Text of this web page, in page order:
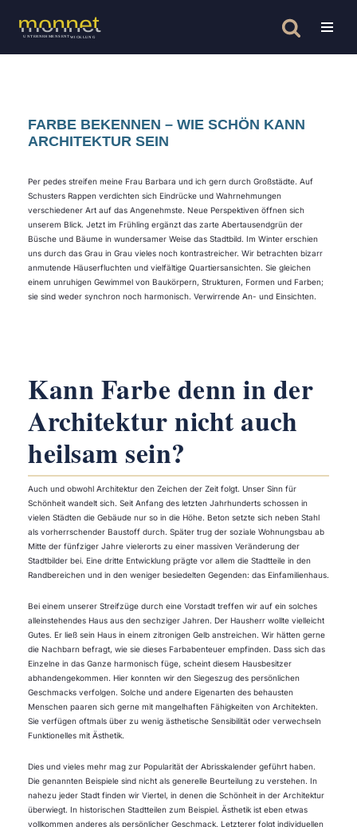
Zum
FARBE BEKENNEN – WIE SCHÖN KANN
ARCHITEKTUR SEIN
Per pedes streifen meine Frau Barbara und ich gern durch Großstädte. Auf
Schusters Rappen verdichten sich Eindrücke und Wahrnehmungen
verschiedener Art auf das Angenehmste. Neue Perspektiven öffnen sich
unserem Blick. Jetzt im Frühling ergänzt das zarte Abertausendgrün der
Büsche und Bäume in wundersamer Weise das Stadtbild. Im Winter erschien
uns durch das Grau in Grau vieles noch kontrastreicher. Wir betrachten bizarr
anmutende Häuserfluchten und vielfältige Quartiersansichten. Sie gleichen
einem unruhigen Gewimmel von Baukörpern, Strukturen, Formen und Farben;
sie sind weder synchron noch harmonisch. Verwirrende An- und Einsichten.
Kann Farbe denn in der
Architektur nicht auch
heilsam sein?
Auch und obwohl Architektur den Zeichen der Zeit folgt. Unser Sinn für
Schönheit wandelt sich. Seit Anfang des letzten Jahrhunderts schossen in
vielen Städten die Gebäude nur so in die Höhe. Beton setzte sich neben Stahl
als vorherrschender Baustoff durch. Später trug der soziale Wohnungsbau ab
Mitte der fünfziger Jahre vielerorts zu einer massiven Veränderung der
Stadtbilder bei. Eine dritte Entwicklung prägte vor allem die Stadtteile in den
Randbereichen und in den weniger besiedelten Gegenden: das Einfamilienhaus.
Bei einem unserer Streifzüge durch eine Vorstadt treffen wir auf ein solches
alleinstehendes Haus aus den sechziger Jahren. Der Hausherr wollte vielleicht
Gutes. Er ließ sein Haus in einem zitronigen Gelb anstreichen. Wir hätten gerne
die Nachbarn befragt, wie sie dieses Farbabenteuer empfinden. Dass sich das
Einzelne in das Ganze harmonisch füge, scheint diesem Hausbesitzer
abhandengekommen. Hier konnten wir den Siegeszug des persönlichen
Geschmacks verfolgen. Solche und andere Eigenarten des behausten
Menschen paaren sich gerne mit mangelhaften Fähigkeiten von Architekten.
Sie verfügen oftmals über zu wenig ästhetische Sensibilität oder verwechseln
Funktionelles mit Ästhetik.
Dies und vieles mehr mag zur Popularität der Abrisskalender geführt haben.
Die genannten Beispiele sind nicht als generelle Beurteilung zu verstehen. In
nahezu jeder Stadt finden wir Viertel, in denen die Schönheit in der Architektur
überwiegt. In historischen Stadtteilen zum Beispiel. Ästhetik ist eben etwas
vollkommen anderes als persönlicher Geschmack. Letzterer folgt individuellen